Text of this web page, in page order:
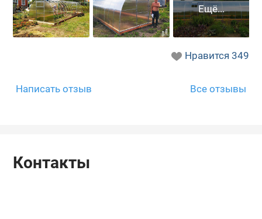
Нравится 349
Написать отзыв Все отзывы
Контакты